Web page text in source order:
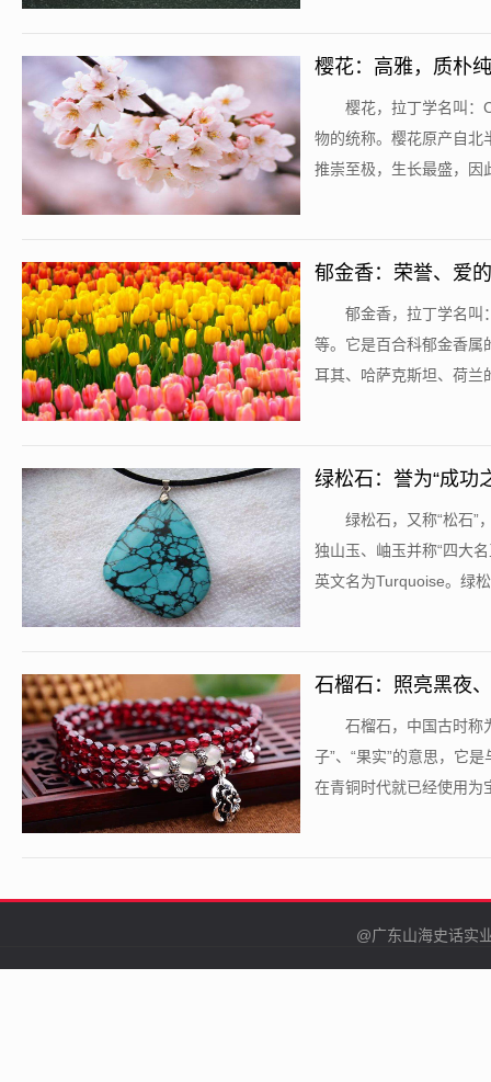
樱花：高雅，质朴
樱花，拉丁学名叫：
物的统称。樱花原产自北
推崇至极，生长最盛，因
郁金香：荣誉、爱
郁金香，拉丁学名叫
等。它是百合科郁金香属
耳其、哈萨克斯坦、荷兰
绿松石：誉为“成功
绿松石，又称“松石”
独山玉、岫玉并称“四大
英文名为Turquoise。绿
石榴石：照亮黑夜
石榴石，中国古时称
子”、“果实”的意思，它
在青铜时代就已经使用为
@广东山海史话实